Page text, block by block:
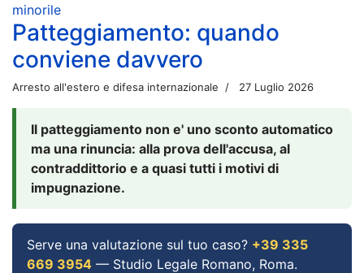
minorile
Patteggiamento: quando
conviene davvero
Arresto all'estero e difesa internazionale 27 Luglio 2026
Il patteggiamento non e' uno sconto automatico
ma una rinuncia: alla prova dell'accusa, al
contraddittorio e a quasi tutti i motivi di
impugnazione.
Serve una valutazione sul tuo caso? +39 335
669 3954 — Studio Legale Romano, Roma.